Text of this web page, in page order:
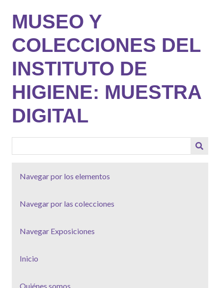
contenido
principal
MUSEO Y
COLECCIONES DEL
INSTITUTO DE
HIGIENE: MUESTRA
DIGITAL
Navegar por los elementos
Navegar por las colecciones
Navegar Exposiciones
Inicio
Quiénes somos